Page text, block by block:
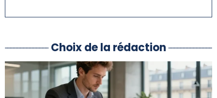
Choix de la rédaction